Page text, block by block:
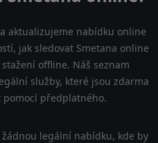
aktualizujeme nabídku online
jak sledovat Smetana online
offline. Náš seznam
služby, které jsou zdarma
pomocí předplatného.
legální nabídku, kde by